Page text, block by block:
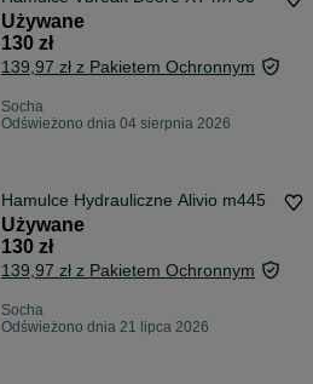
Używane
130 zł
139,97 zł z Pakietem Ochronnym
Socha
Odświeżono dnia 04 sierpnia 2026
Hamulce Hydrauliczne Alivio m445
Używane
130 zł
139,97 zł z Pakietem Ochronnym
Socha
Odświeżono dnia 21 lipca 2026